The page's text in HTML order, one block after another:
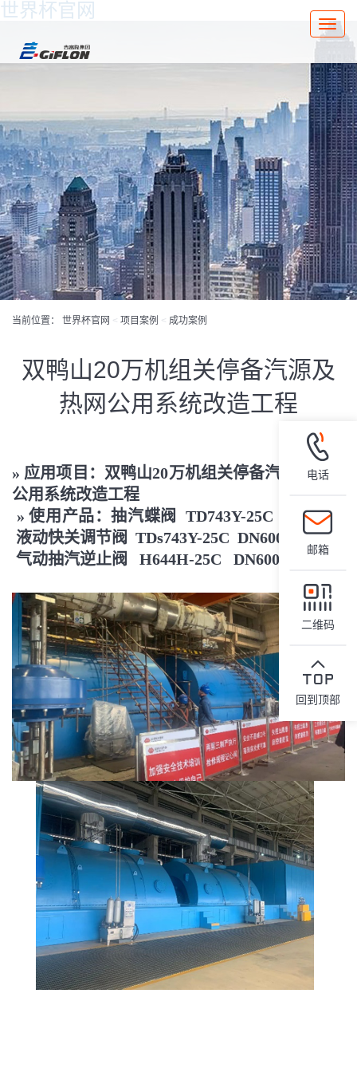
世界杯官网
Toggle
当前位置： 世界杯官网 < 项目案例 < 成功案例
双鸭山20万机组关停备汽源及
热网公用系统改造工程
» 应用项目：双鸭山20万机组关停备汽源及热网
公用系统改造工程
»使用产品：抽汽蝶阀 TD743Y-25C DN1200
液动快关调节阀 TDs743Y-25C DN600
气动抽汽逆止阀 H644H-25C DN600 等
电话
邮箱
二维码
回到顶部